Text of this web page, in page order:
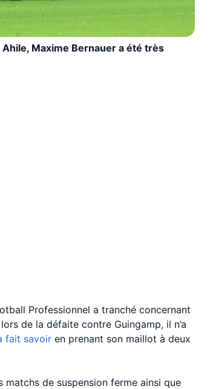
Maxime Bernauer a été très
Professionnel a tranché concernant
de la défaite contre Guingamp, il n’a
fait savoir en prenant son maillot à deux
de suspension ferme ainsi que